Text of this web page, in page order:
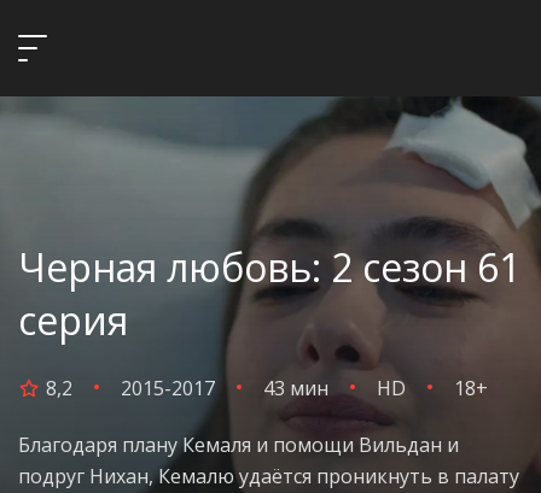
Черная любовь: 2 сезон 61
серия
8,2 2015-2017 43 мин HD 18+
Благодаря плану Кемаля и помощи Вильдан и
подруг Нихан, Кемалю удаётся проникнуть в палату